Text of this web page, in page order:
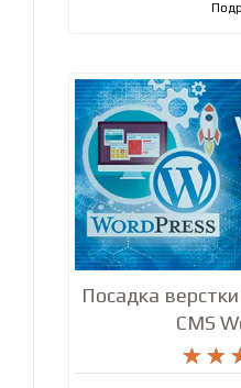
Посадка
CMS
 
 